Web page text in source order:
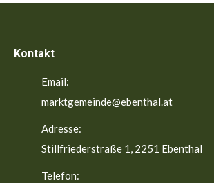
Kontakt
Email:
marktgemeinde@ebenthal.at
Adresse:
Stillfriederstraße 1, 2251 Ebenthal
Telefon: